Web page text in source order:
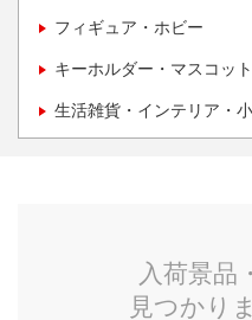
フィギュア・ホビー
キーホルダー・マスコッ
生活雑貨・インテリア・